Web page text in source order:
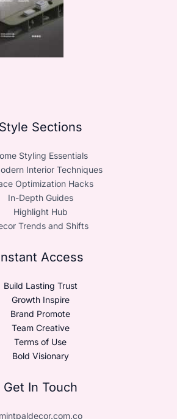
Style Sections
Styling Essentials
Interior Techniques
Optimization Hacks
In-Depth Guides
Highlight Hub
Trends and Shifts
Access
Build Lasting Trust
Growth Inspire
Brand Promote
Team Creative
Terms of Use
Bold Visionary
Get In Touch
mintpaldecor.com.co